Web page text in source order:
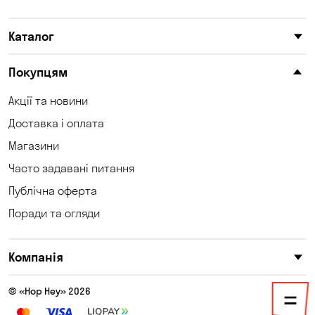
Котівка
Кошари
Крюківщина
Мала Кохнівка
Каталог
Покупцям
Акції та новини
Доставка і оплата
Магазини
Часто задавані питання
Публічна оферта
Поради та огляди
Компанія
© «Hop Hey» 2026